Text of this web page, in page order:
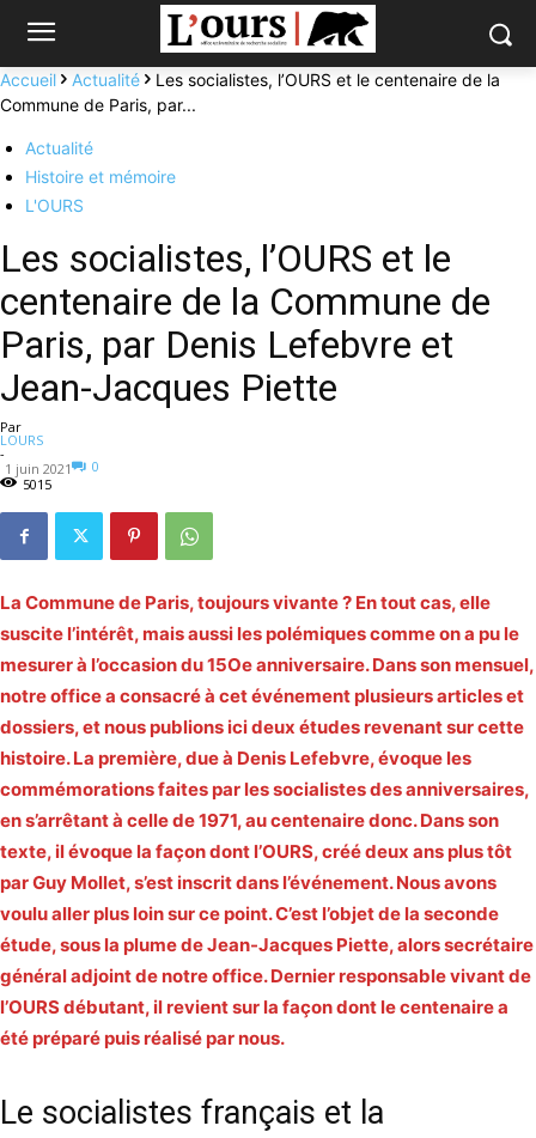
Accueil Actualité
Les socialistes, l’OURS et le centenaire de la
Commune de Paris, par...
Actualité
Histoire et mémoire
L'OURS
Les socialistes, l’OURS et le
centenaire de la Commune de
Paris, par Denis Lefebvre et
Jean-Jacques Piette
Par
LOURS
-
1 juin 2021
0
5015
La Commune de Paris, toujours vivante ? En tout cas, elle
suscite l’intérêt, mais aussi les polémiques comme on a pu le
mesurer à l’occasion du 15Oe anniversaire. Dans son mensuel,
notre office a consacré à cet événement plusieurs articles et
dossiers, et nous publions ici deux études revenant sur cette
histoire. La première, due à Denis Lefebvre, évoque les
commémorations faites par les socialistes des anniversaires,
en s’arrêtant à celle de 1971, au centenaire donc. Dans son
texte, il évoque la façon dont l’OURS, créé deux ans plus tôt
par Guy Mollet, s’est inscrit dans l’événement. Nous avons
voulu aller plus loin sur ce point. C’est l’objet de la seconde
étude, sous la plume de Jean-Jacques Piette, alors secrétaire
général adjoint de notre office. Dernier responsable vivant de
l’OURS débutant, il revient sur la façon dont le centenaire a
été préparé puis réalisé par nous.
Le socialistes français et la